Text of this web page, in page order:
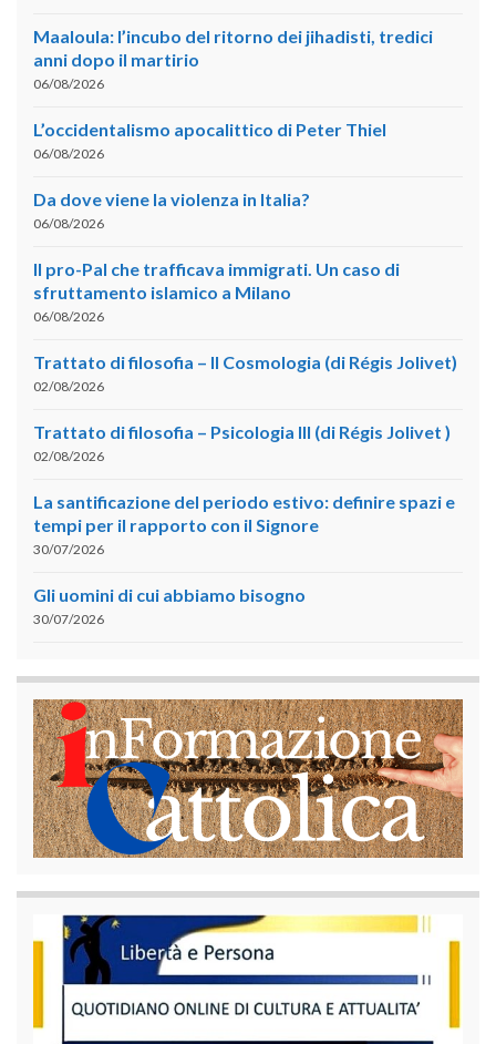
Maaloula: l’incubo del ritorno dei jihadisti, tredici
anni dopo il martirio
06/08/2026
L’occidentalismo apocalittico di Peter Thiel
06/08/2026
Da dove viene la violenza in Italia?
06/08/2026
Il pro-Pal che trafficava immigrati. Un caso di
sfruttamento islamico a Milano
06/08/2026
Trattato di filosofia – II Cosmologia (di Régis Jolivet)
02/08/2026
Trattato di filosofia – Psicologia III (di Régis Jolivet )
02/08/2026
La santificazione del periodo estivo: definire spazi e
tempi per il rapporto con il Signore
30/07/2026
Gli uomini di cui abbiamo bisogno
30/07/2026